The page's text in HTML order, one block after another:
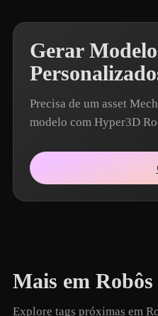
Gerar
Precisa de um asset
modelo com Hyper3D
Mais em
Explore tags próximas em